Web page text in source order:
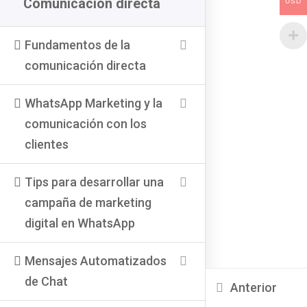
Comunicación directa
Fundamentos de la
comunicación directa
WhatsApp Marketing y la
comunicación con los
clientes
Tips para desarrollar una
campaña de marketing
digital en WhatsApp
Mensajes Automatizados
de Chat
Anterior
Home
Cursos
Sube Tus cursos
Contacto
Nuestras Redes Sociales